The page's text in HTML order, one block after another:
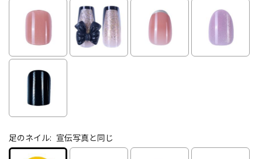
足のネイル: 宣伝写真と同じ